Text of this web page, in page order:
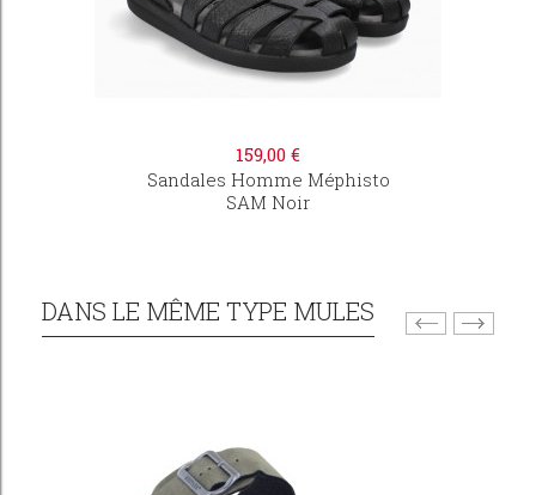
159,00 €
Sandales Homme Méphisto
SAM Noir
DANS LE MÊME TYPE MULES